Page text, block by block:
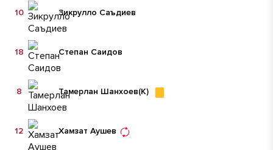
Зикрулло Саъдиев
10
Степан Саидов
18
Тамерлан Шанхоев(К)
8
Хамзат Аушев
12